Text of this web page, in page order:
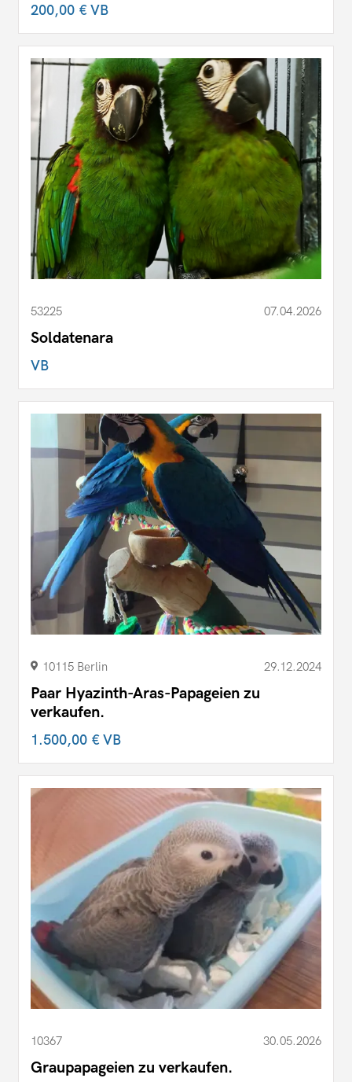
200,00 €VB
53225 07.04.2026
Soldatenara
VB
10115 Berlin 29.12.2024
Paar Hyazinth-Aras-Papageien zu
verkaufen.
1.500,00 €VB
10367 30.05.2026
Graupapageien zu verkaufen.